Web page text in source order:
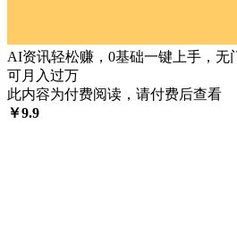
AI资讯轻松赚，0基础一键上手，无
可月入过万
此内容为付费阅读，请付费后查看
￥9.9